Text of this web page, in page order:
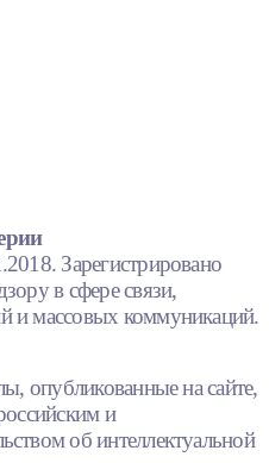
Зарегистрировано
в сфере связи,
и массовых коммуникаций.
опубликованные на сайте,
и
об интеллектуальной